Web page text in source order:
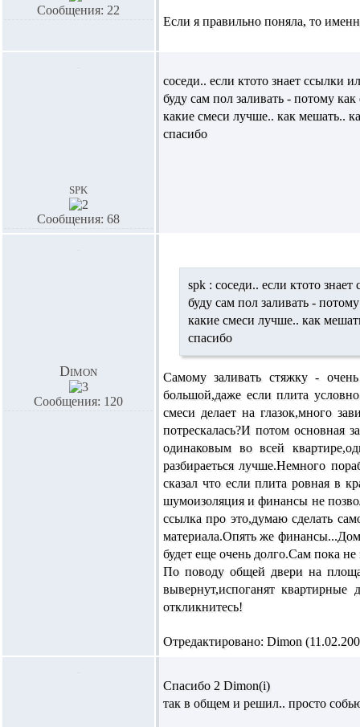
Сообщения: 22
Если я правильно поняла, то
spk
Сообщения: 68
соседи.. если ктото знает ссылки
буду сам пол заливать - потому
какие смеси лучше.. как мешать..
спасибо
Dimon
Сообщения: 120
spk : соседи.. если ктото
буду сам пол заливать -
какие смеси лучше.. как
спасибо
Самому заливать стяжку - очень
большой,даже если плита
смеси делает на глазок,много
потрескалась?И потом основная
одинаковым во всей
разбираеться лучше.Немного
сказал что если плита ровная в
шумоизоляция и финансы не
ссылка про это,думаю сделать
материала.Опять же финансы...Дом
будет еще очень долго.Сам пока
По поводу общей двери на
вывернут,испоганят
откликнитесь!
Отредактировано: Dimon
Спасибо 2 Dimon(i)
так в общем и решил.. просто